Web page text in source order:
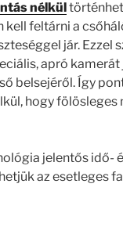
nélkül
kell feltárni a
jár. Ezzel
apró
belsejéről. Így
hogy
jelentős idő-
az esetleges